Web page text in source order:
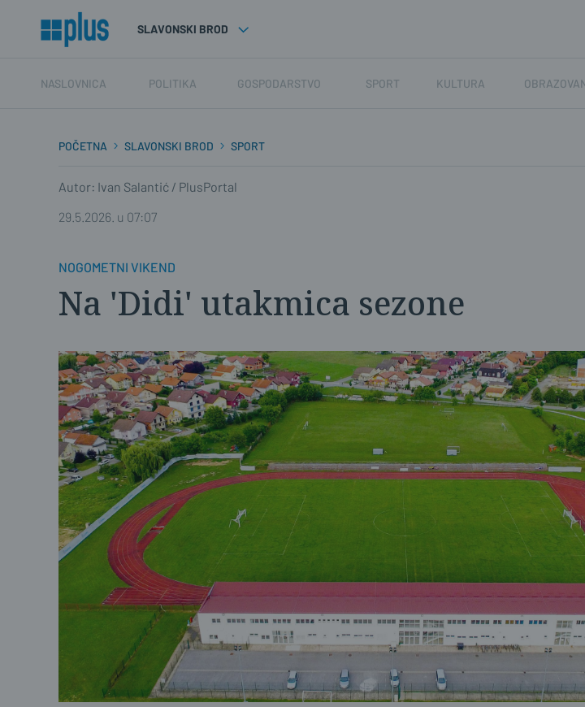
SLAVONSKI BROD
NASLOVNICA POLITIKA GOSPODARSTVO SPORT KULTURA
POČETNA SLAVONSKI BROD SPORT
Autor: Ivan Salantić / PlusPortal
29.5.2026. u 07:07
NOGOMETNI VIKEND
Na 'Didi' utakmica sezone